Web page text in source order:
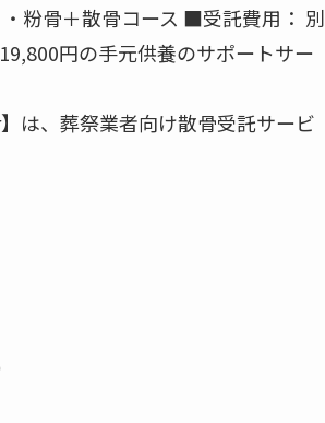
粉骨＋散骨コース ■受託費用： 別
円の手元供養のサポートサー
は、葬祭業者向け散骨受託サービ